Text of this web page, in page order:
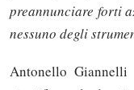
preannunciare forti
nessuno degli
Antonello